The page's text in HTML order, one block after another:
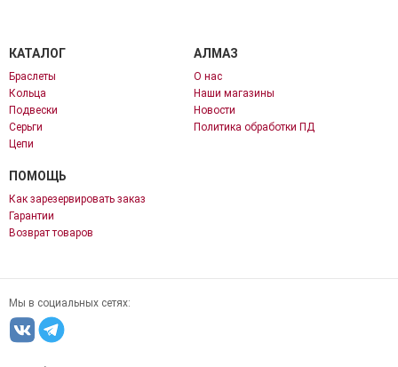
КАТАЛОГ
Браслеты
Кольца
Подвески
Серьги
Цепи
АЛМАЗ
О нас
Наши магазины
Новости
Политика обработки ПД
ПОМОЩЬ
Как зарезервировать заказ
Гарантии
Возврат товаров
Мы в социальных сетях: